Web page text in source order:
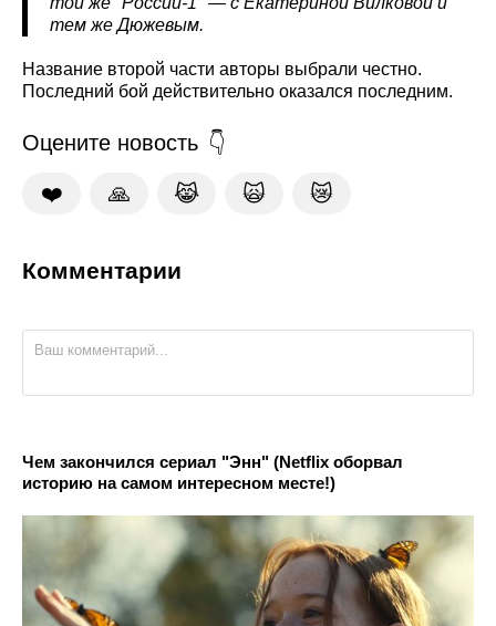
тем же Дюжевым.
Название второй части авторы выбрали честно.
Последний бой действительно оказался последним.
Оцените новость
❤️ 🙏 😹 🙀 😿
Комментарии
Чем закончился сериал "Энн" (Netflix оборвал
историю на самом интересном месте!)